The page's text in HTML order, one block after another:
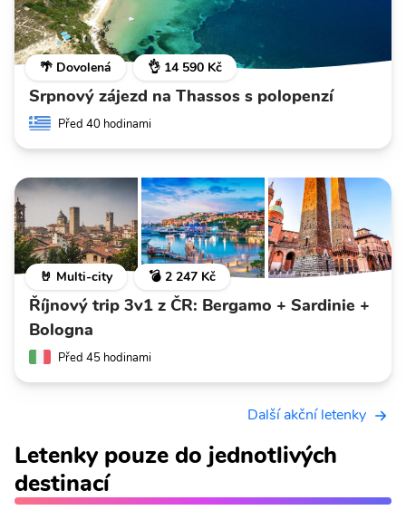
🌴 Dovolená 👌 14 590 Kč
Srpnový zájezd na Thassos s polopenzí
Před 40 hodinami
🤘 Multi-city 💣 2 247 Kč
Říjnový trip 3v1 z ČR: Bergamo + Sardinie +
Bologna
Před 45 hodinami
Další akční letenky
Letenky pouze do jednotlivých
destinací